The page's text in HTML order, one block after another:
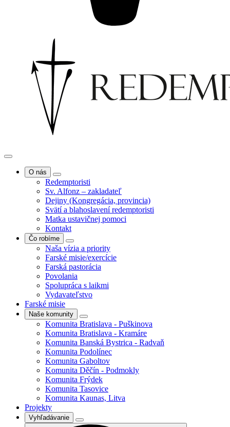
O nás
Redemptoristi
Sv. Alfonz – zakladateľ
Dejiny (Kongregácia, provincia)
Svätí a blahoslavení redemptoristi
Matka ustavičnej pomoci
Kontakt
Čo robíme
Naša vízia a priority
Farské misie/exercície
Farská pastorácia
Povolania
Spolupráca s laikmi
Vydavateľstvo
Farské misie
Naše komunity
Komunita Bratislava - Puškinova
Komunita Bratislava - Kramáre
Komunita Banská Bystrica - Radvaň
Komunita Podolínec
Komunita Gaboltov
Komunita Děčín - Podmokly
Komunita Frýdek
Komunita Tasovice
Komunita Kaunas, Litva
Projekty
Vyhľadávanie